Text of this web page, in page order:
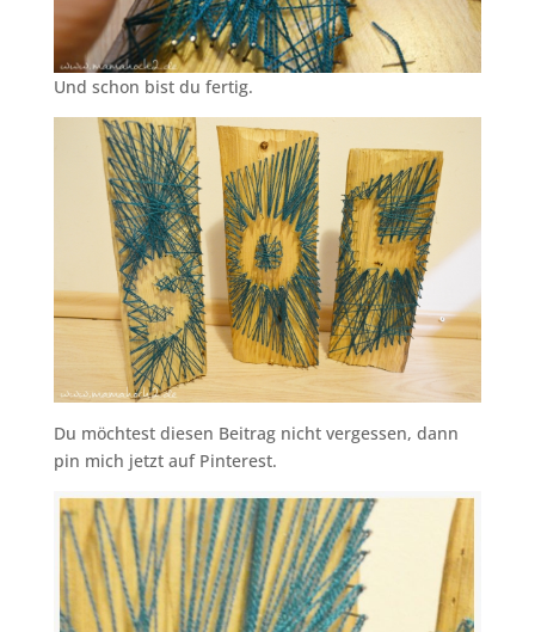
Und schon bist du fertig.
Du möchtest diesen Beitrag nicht vergessen, dann
pin mich jetzt auf Pinterest.